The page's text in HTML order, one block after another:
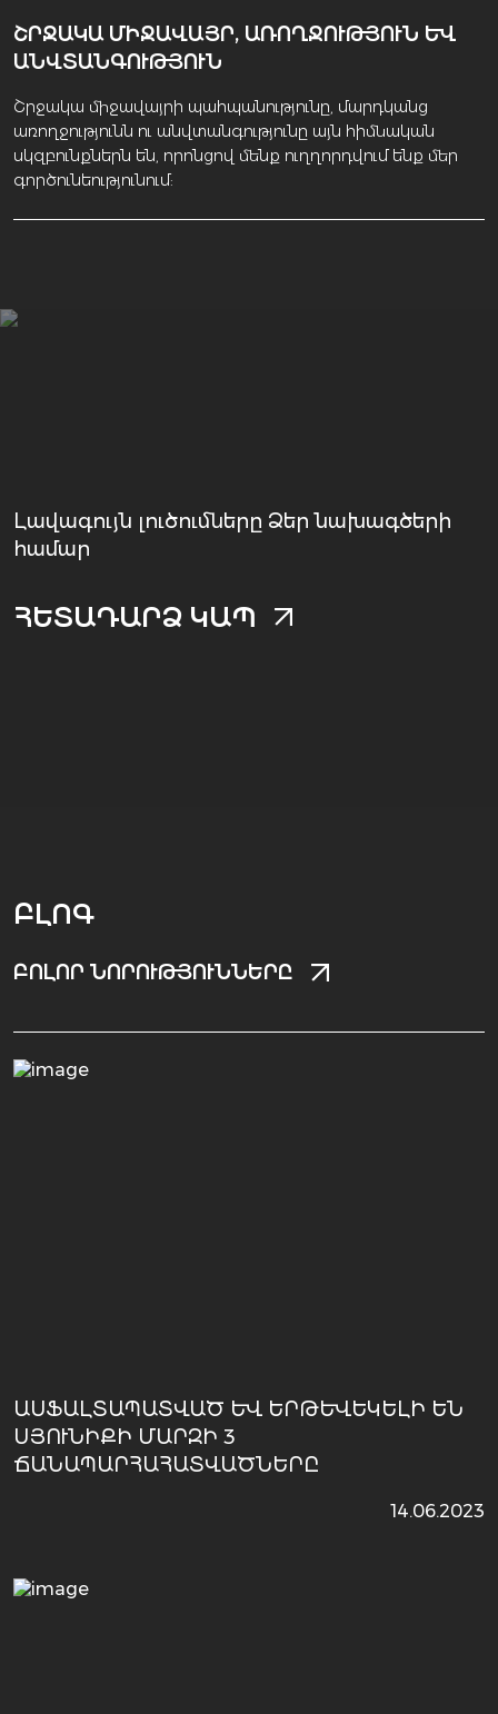
ՇՐՋԱԿԱ ՄԻՋԱՎԱՅՐ, ԱՌՈՂՋՈՒԹՅՈՒՆ ԵՎ
ԱՆՎՏԱՆԳՈՒԹՅՈՒՆ
Շրջակա միջավայրի պահպանությունը, մարդկանց
առողջությունն ու անվտանգությունը այն հիմնական
սկզբունքներն են, որոնցով մենք ուղղորդվում ենք մեր
գործունեությունում:
Լավագույն լուծումները Ձեր նախագծերի
համար
ՀԵՏԱԴԱՐՁ ԿԱՊ
ԲԼՈԳ
ԲՈԼՈՐ ՆՈՐՈՒԹՅՈՒՆՆԵՐԸ
ԱՍՖԱԼՏԱՊԱՏՎԱԾ ԵՒ ԵՐԹԵՒԵԿԵԼԻ ԵՆ ՍՅ
ՈՒՆԻՔԻ ՄԱՐԶԻ 3 ՃԱ
ՆԱՊԱՐՀԱՀԱՏՎԱԾՆԵՐԸ
14.06.2023